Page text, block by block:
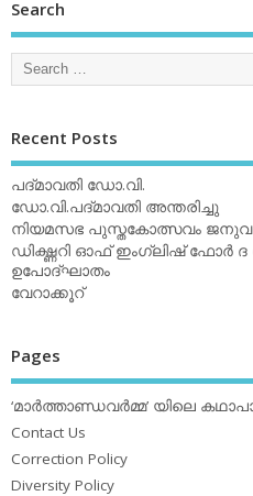
Search
Recent Posts
പദ്മാവതി ഡോ.വി.
ഡോ.വി.പദ്മാവതി അന്തരിച്ചു
നിയമസഭ പുസ്തകോത്സവം
ഡിക്ഷ്ണറി ഓഫ് ഇംഗ്ലിഷ് ഫോര്‍
ഉപോദ്ഘാതം
വേറാക്കൂറ്
Pages
‘മാര്‍ത്താണ്ഡവര്‍മ്മ’ യിലെ
Contact Us
Correction Policy
Diversity Policy